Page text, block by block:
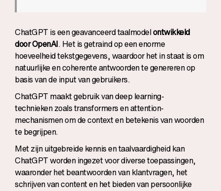
ChatGPT is een geavanceerd taalmodelontwikkeld
door OpenAI. Het is getraind op een enorme
hoeveelheid tekstgegevens, waardoor het in staat is om
natuurlijke en coherente antwoorden te genereren op
basis van de input van gebruikers.
ChatGPT maakt gebruik van deep learning-
technieken zoals transformers en attention-
mechanismen om de context en betekenis van woorden
te begrijpen.
Met zijn uitgebreide kennis en taalvaardigheid kan
ChatGPT worden ingezet voor diverse toepassingen,
waaronder het beantwoorden van klantvragen, het
schrijven van content en het bieden van persoonlijke